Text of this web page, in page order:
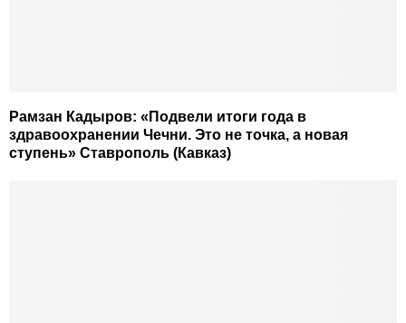
Рамзан Кадыров: «Подвели итоги года в
здравоохранении Чечни. Это не точка, а новая
ступень» Ставрополь (Кавказ)